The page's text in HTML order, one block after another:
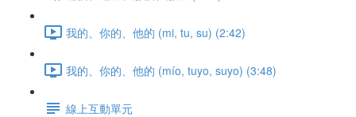
我的、你的、他的 (mi, tu, su) (2:42)
我的、你的、他的 (mío, tuyo, suyo) (3:48)
線上互動單元